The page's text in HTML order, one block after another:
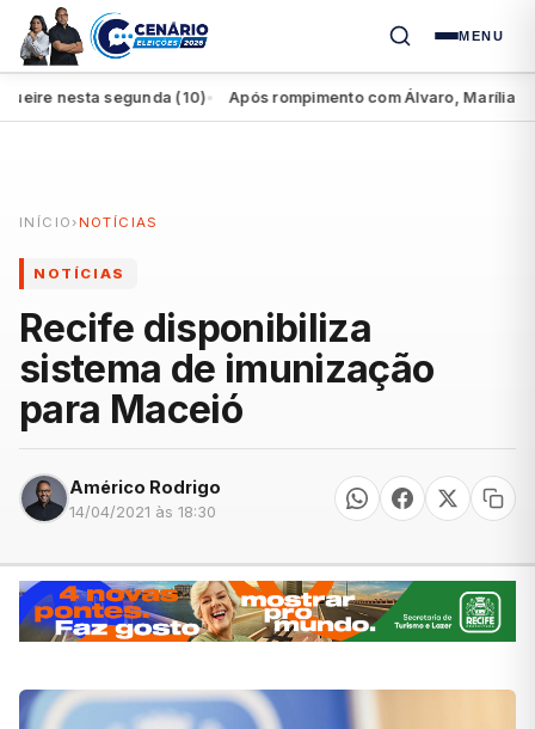
MENU
nesta segunda (10)● Após rompimento com Álvaro, Marília
INÍCIO › NOTÍCIAS
NOTÍCIAS
Recife disponibiliza
sistema de imunização
para Maceió
Américo Rodrigo
14/04/2021 às 18:30